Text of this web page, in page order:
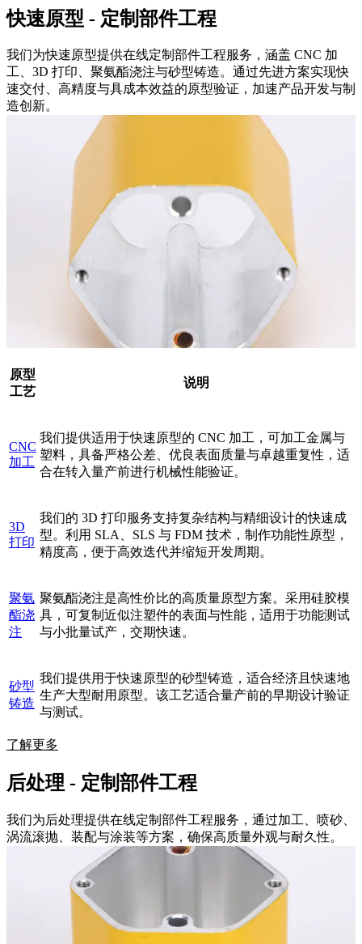
快速原型 - 定制部件工程
我们为快速原型提供在线定制部件工程服务，涵盖 CNC 加
工、3D 打印、聚氨酯浇注与砂型铸造。通过先进方案实现快
速交付、高精度与具成本效益的原型验证，加速产品开发与制
造创新。
原型
工艺
说明
CNC
加工
我们提供适用于快速原型的 CNC 加工，可加工金属与
塑料，具备严格公差、优良表面质量与卓越重复性，适
合在转入量产前进行机械性能验证。
3D
打印
我们的 3D 打印服务支持复杂结构与精细设计的快速成
型。利用 SLA、SLS 与 FDM 技术，制作功能性原型，
精度高，便于高效迭代并缩短开发周期。
聚氨
酯浇
注
聚氨酯浇注是高性价比的高质量原型方案。采用硅胶模
具，可复制近似注塑件的表面与性能，适用于功能测试
与小批量试产，交期快速。
砂型
铸造
我们提供用于快速原型的砂型铸造，适合经济且快速地
生产大型耐用原型。该工艺适合量产前的早期设计验证
与测试。
了解更多
后处理 - 定制部件工程
我们为后处理提供在线定制部件工程服务，通过加工、喷砂、
涡流滚抛、装配与涂装等方案，确保高质量外观与耐久性。